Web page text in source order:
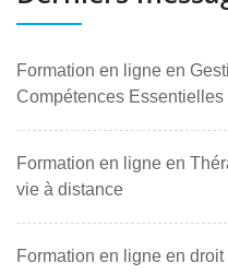
Formation en ligne en
Compétences
Formation en ligne en
vie à distance
Formation en ligne en droit